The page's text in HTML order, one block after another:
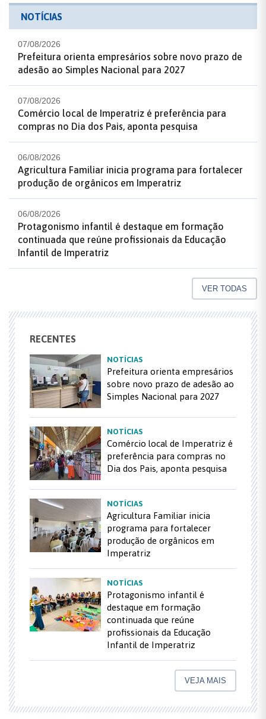
NOTÍCIAS
07/08/2026
Prefeitura orienta empresários sobre novo prazo de
adesão ao Simples Nacional para 2027
07/08/2026
Comércio local de Imperatriz é preferência para
compras no Dia dos Pais, aponta pesquisa
06/08/2026
Agricultura Familiar inicia programa para fortalecer
produção de orgânicos em Imperatriz
06/08/2026
Protagonismo infantil é destaque em formação
continuada que reúne profissionais da Educação
Infantil de Imperatriz
VER TODAS
RECENTES
NOTÍCIAS
Prefeitura orienta empresários
sobre novo prazo de adesão ao
Simples Nacional para 2027
NOTÍCIAS
Comércio local de Imperatriz é
preferência para compras no
Dia dos Pais, aponta pesquisa
NOTÍCIAS
Agricultura Familiar inicia
programa para fortalecer
produção de orgânicos em
Imperatriz
NOTÍCIAS
Protagonismo infantil é
destaque em formação
continuada que reúne
profissionais da Educação
Infantil de Imperatriz
VEJA MAIS